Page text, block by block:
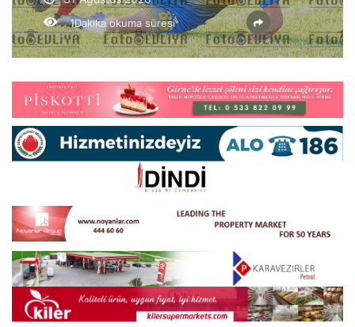
1Dakika okuma süresi